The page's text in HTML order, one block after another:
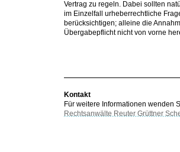
Vertrag zu regeln. Dabei sollten
im Einzelfall urheberrechtliche
berücksichtigen; alleine die
Übergabepflicht nicht von vorne
Kontakt
Für weitere Informationen wenden
Rechtsanwälte Reuter Grüttner